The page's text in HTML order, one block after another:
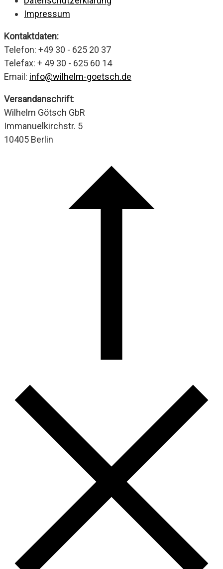
Impressum
Kontaktdaten:
Telefon: +49 30 - 625 20 37
Telefax: + 49 30 - 625 60 14
Email: info@wilhelm-goetsch.de
Versandanschrift:
Wilhelm Götsch GbR
Immanuelkirchstr. 5
10405 Berlin